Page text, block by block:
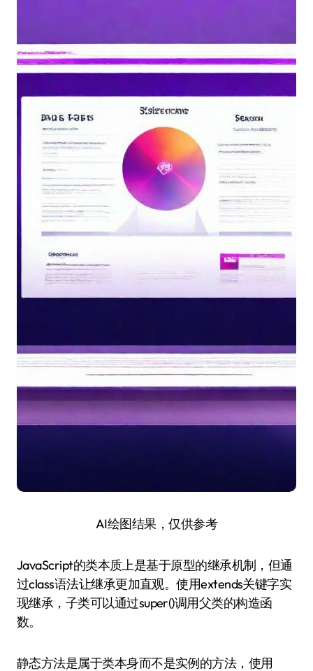
AI绘图结果，仅供参考
JavaScript的类本质上是基于原型的继承机制，但通
过class语法让继承更加直观。使用extends关键字实
现继承，子类可以通过super()调用父类的构造函
数。
静态方法是属于类本身而不是实例的方法，使用